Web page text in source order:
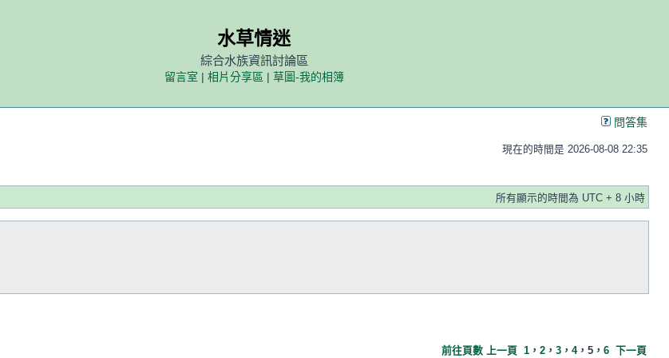
水草情迷
綜合水族資訊討論區
留言室 | 相片分享區 | 草圖-我的相簿
問答集
現在的時間是 2026-08-08 22:35
所有顯示的時間為 UTC + 8 小時
前往頁數 上一頁 1 ， 2 ， 3 ， 4， 5 ， 6 下一頁